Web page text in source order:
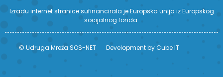
Izradu internet stranice sufinancirala je Europska unija iz Europskog
socijalnog fonda.
© Udruga Mreža SOS-NET Development by Cube IT